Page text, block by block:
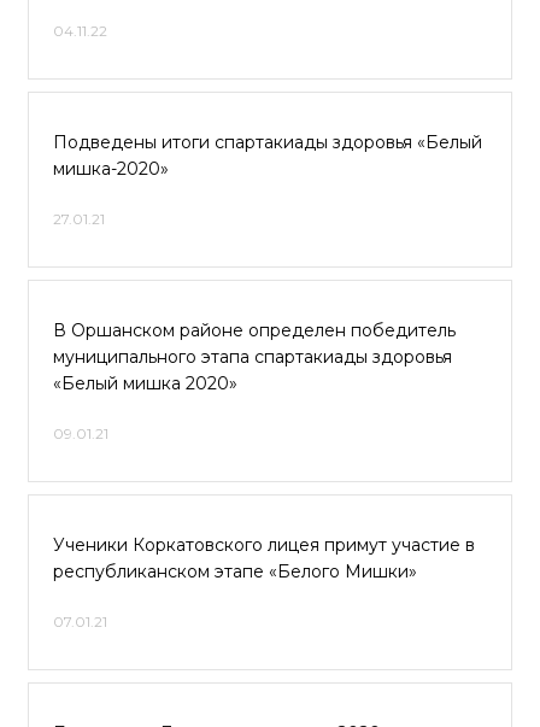
04.11.22
Подведены итоги спартакиады здоровья «Белый
мишка-2020»
27.01.21
В Оршанском районе определен победитель
муниципального этапа спартакиады здоровья
«Белый мишка 2020»
09.01.21
Ученики Коркатовского лицея примут участие в
республиканском этапе «Белого Мишки»
07.01.21